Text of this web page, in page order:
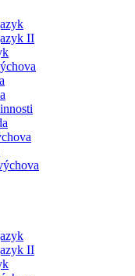
II
II